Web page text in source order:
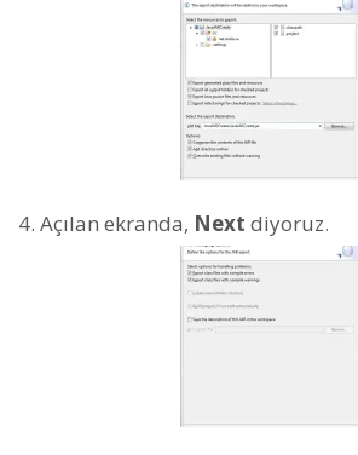
Açılan ekranda, Next diyoruz.